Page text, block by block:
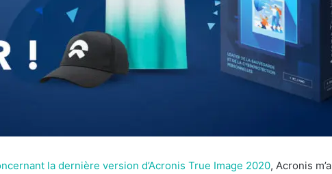
la dernière version d’Acronis True Image 2020, Acronis m’a